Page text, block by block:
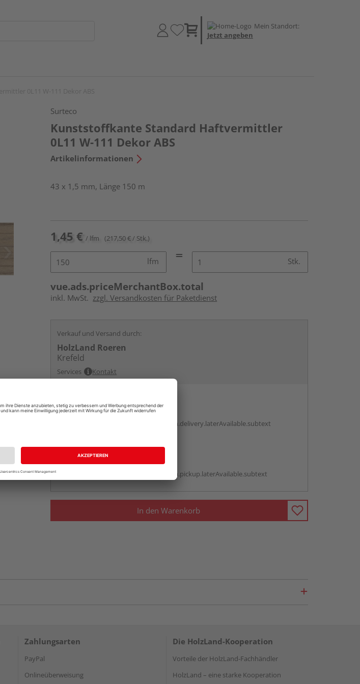
Mein Standort:
Jetzt angeben
Surteco
Kunststoffkante Standard Haftvermittler
0L11 W-111 Dekor ABS
Artikelinformationen
43 x 1,5 mm, Länge 150 m
1,45 € / lfm (217,50 € / Stk.)
lfm Stk.
vue.ads.priceMerchantBox.total
inkl. MwSt. zzgl. Versandkosten für Paketdienst
Verkauf und Versand durch:
HolzLand Roeren
Krefeld
Services Kontakt
Auf Vorbestellung:
vue.ads.priceMerchantBox.option.delivery.laterAvailable.subtext
Auf Vorbestellung:
vue.ads.priceMerchantBox.option.pickup.laterAvailable.subtext
In den Warenkorb
Zahlungsarten
PayPal
Onlineüberweisung
Die HolzLand-Kooperation
Vorteile der HolzLand-Fachhändler
HolzLand – eine starke Kooperation